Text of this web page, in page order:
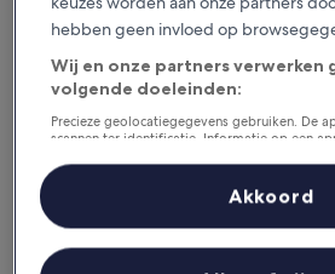
Redenen om
Bespaar nog
hebben geen invloed op
Wij en onze partners verwerken
volgende doeleinden:
Precieze geolocatiegegevens gebruiken. De
scannen ter identificatie. Informatie op een
contentmetingen, doelgroepenonderzoek en
Akkoord